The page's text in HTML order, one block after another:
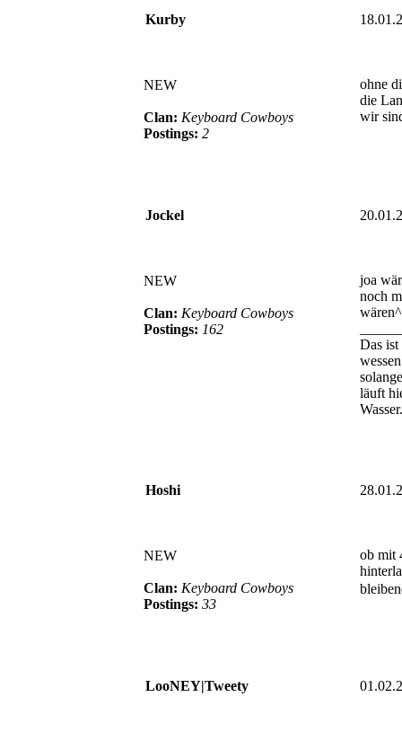
Kurby
NEW
Clan: Keyboard Cowboys
Postings: 2
ohne
die
wir
Jockel
NEW
Clan: Keyboard Cowboys
Postings: 162
joa
noch
Das ist
läuft
Wasser.
Hoshi
NEW
Clan: Keyboard Cowboys
Postings: 33
ob mit
LooNEY|Tweety